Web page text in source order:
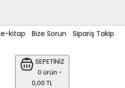
e-kitap Bize Sorun Sipariş Takip
SEPETİNİZ
0 ürün -
0,00 TL